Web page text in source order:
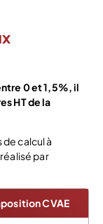
0 et 1,5%, il
HT de la
calcul à
par
CVAE